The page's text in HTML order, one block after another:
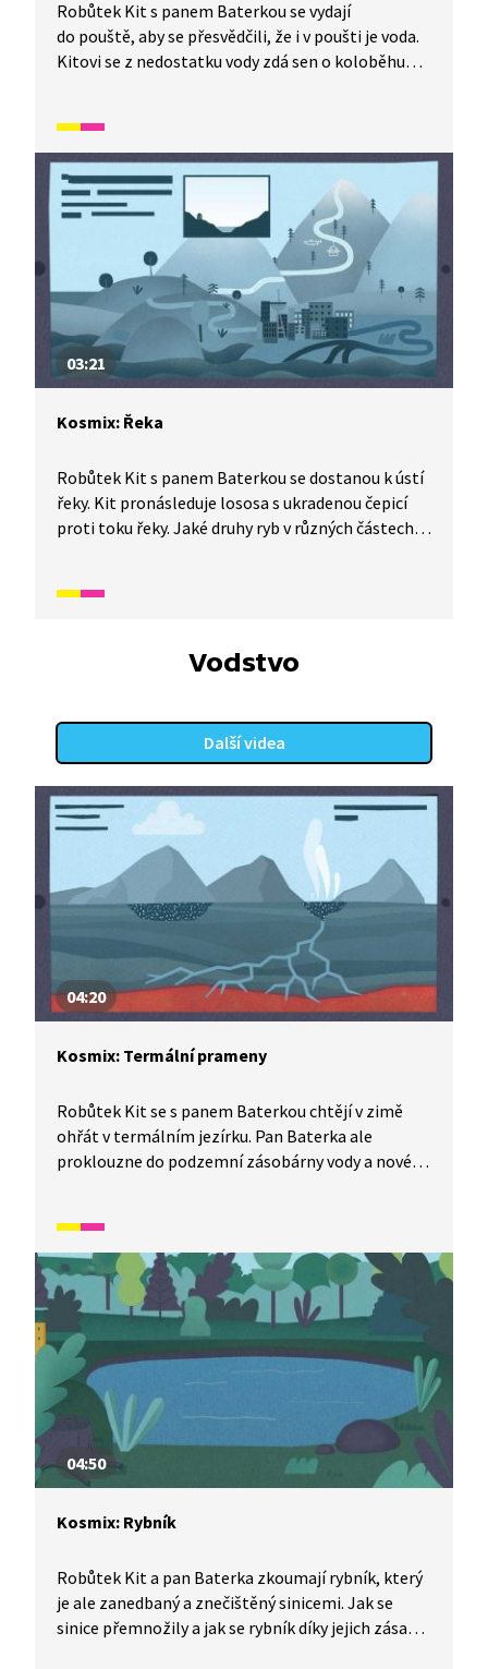
Robůtek Kit s panem Baterkou se vydají
do pouště, aby se přesvědčili, že i v poušti je voda.
Kitovi se z nedostatku vody zdá sen o koloběhu
Celé dobrodružství si prohlédněte v tomto díle
ze seriálu Kosmix: Pod hladinou.
03:21
Kosmix: Řeka
Robůtek Kit s panem Baterkou se dostanou k ústí
řeky. Kit pronásleduje lososa s ukradenou čepicí
proti toku řeky. Jaké druhy ryb v různých částech
Vodstvo
Další videa
04:20
Kosmix: Termální prameny
Robůtek Kit se s panem Baterkou chtějí v zimě
ohřát v termálním jezírku. Pan Baterka ale
proklouzne do podzemní zásobárny vody a nové
na povrch, zjistíte v tomto díle Kosmixu:
Pod hladinou.
04:50
Kosmix: Rybník
Robůtek Kit a pan Baterka zkoumají rybník, který
je ale zanedbaný a znečištěný sinicemi. Jak se
sinice přemnožily a jak se rybník díky jejich zásahu